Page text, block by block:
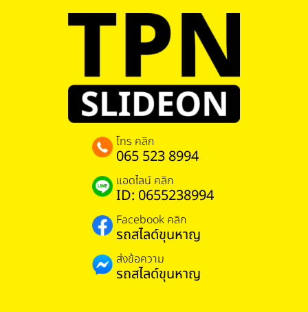
โทร คลิก
065 523 8994
แอดไลน์ คลิก
ID: 0655238994
Facebook คลิก
รถสไลด์ขุนหาญ
ส่งข้อความ
รถสไลด์ขุนหาญ